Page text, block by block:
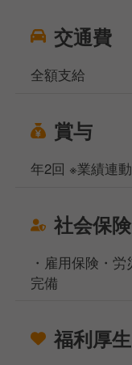
交通費
全額支給
賞与
年2回 ※業績連
社会保険
・雇用保険・
完備
福利厚生